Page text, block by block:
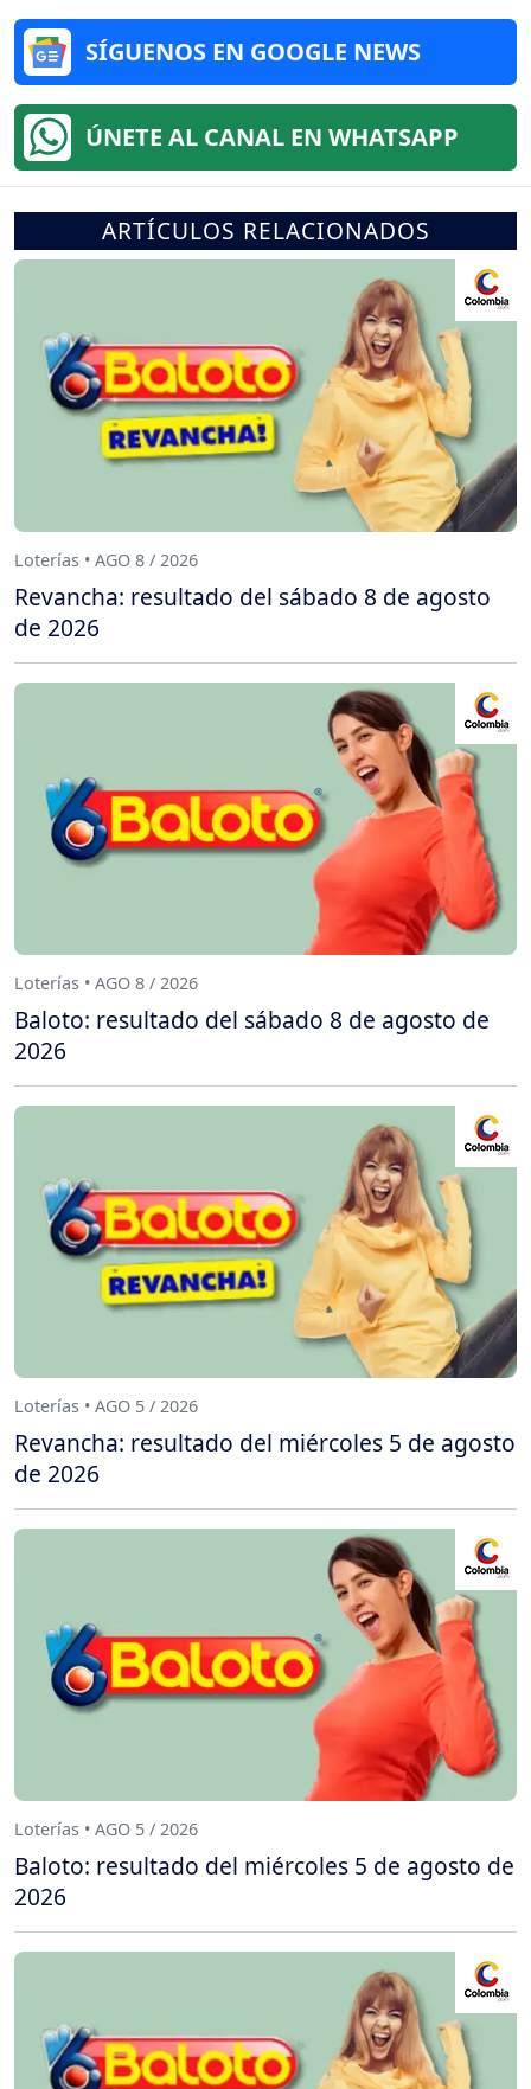
SÍGUENOS EN GOOGLE NEWS
ÚNETE AL CANAL EN WHATSAPP
ARTÍCULOS RELACIONADOS
Loterías • AGO 8 / 2026
Revancha: resultado del sábado 8 de agosto
de 2026
Loterías • AGO 8 / 2026
Baloto: resultado del sábado 8 de agosto de
2026
Loterías • AGO 5 / 2026
Revancha: resultado del miércoles 5 de agosto
de 2026
Loterías • AGO 5 / 2026
Baloto: resultado del miércoles 5 de agosto de
2026